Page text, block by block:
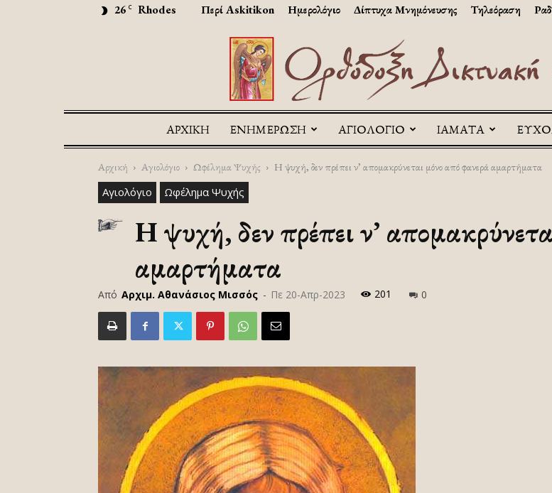
26 C Rhodes Περί Askitikon Ημερολόγιο Δίπτυχα Μνημόνευσης Τηλεόραση
Askitikon
ΑΡΧΙΚΉ ΕΝΗΜΕΡΩΣΗ ΑΓΙΟΛΟΓΙΟ ΙΑΜΑΤΑ
Αρχική Αγιολόγιο Ωφέλημα Ψυχής Η ψυχή, δεν πρέπει ν’ απομακρύνεται μόνο από φανερά αμαρτήματα
Αγιολόγιο Ωφέλημα Ψυχής
Η ψυχή, δεν πρέπει ν’
αμαρτήματα
Από Αρχιμ. Αθανάσιος Μισσός - Πε 20-Απρ-2023 201 0